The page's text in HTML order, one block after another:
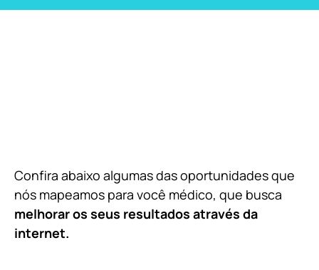
Confira abaixo algumas das oportunidades que
nós mapeamos para você médico, que busca
melhorar os seus resultados através da
internet.